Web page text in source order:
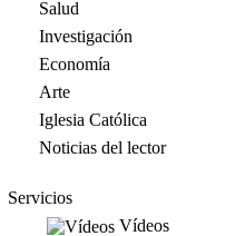
Salud
Investigación
Economía
Arte
Iglesia Católica
Noticias del lector
Servicios
Vídeos